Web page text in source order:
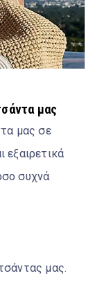
μας
μας σε
εξαιρετικά
συχνά
μας.